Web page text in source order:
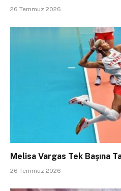
26 Temmuz 2026
Melisa Vargas Tek Başına
26 Temmuz 2026